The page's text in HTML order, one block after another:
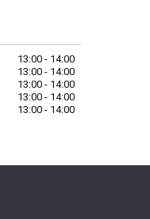
13:00
14:00
13:00
14:00
13:00
14:00
13:00
14:00
13:00
14:00